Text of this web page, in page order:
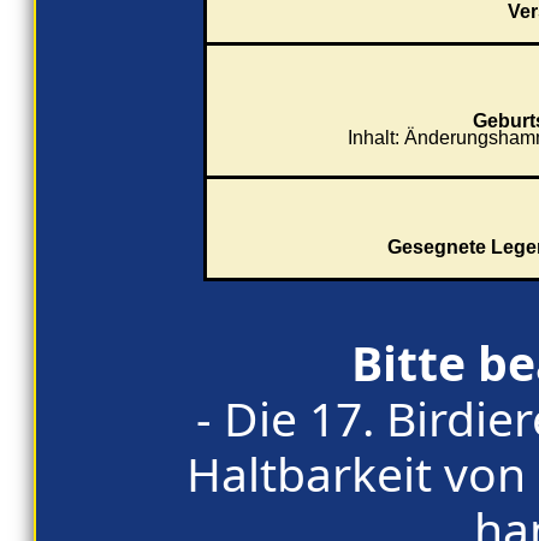
Inhalt:
Gesegnete
Bitte
- Die 17.
Haltbarkeit